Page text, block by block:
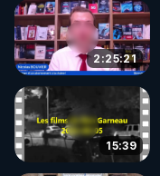
2:25:21
15:39